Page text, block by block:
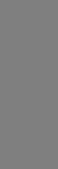
en dejlig
af 35 %
med noter
et strejf af
kaffe